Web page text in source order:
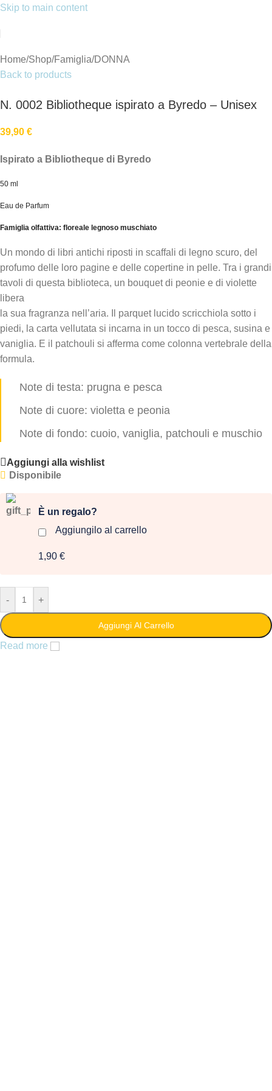
Skip to main content
Home/Shop/Famiglia/DONNA
Back to products
N. 0002 Bibliotheque ispirato a Byredo – Unisex
39,90 €
Ispirato a Bibliotheque di Byredo
50 ml
Eau de Parfum
Famiglia olfattiva: floreale legnoso muschiato
Un mondo di libri antichi riposti in scaffali di legno scuro, del
profumo delle loro pagine e delle copertine in pelle. Tra i grandi
tavoli di questa biblioteca, un bouquet di peonie e di violette
libera
la sua fragranza nell’aria. Il parquet lucido scricchiola sotto i
piedi, la carta vellutata si incarna in un tocco di pesca, susina e
vaniglia. E il patchouli si afferma come colonna vertebrale della
formula.
Note di testa: prugna e pesca
Note di cuore: violetta e peonia
Note di fondo: cuoio, vaniglia, patchouli e muschio
Aggiungi alla wishlist
Disponibile
È un regalo?
Aggiungilo al carrello
1,90 €
- +
Aggiungi Al Carrello
Read more